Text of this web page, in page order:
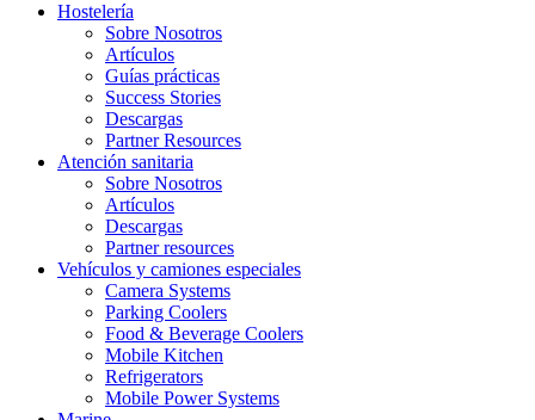
Hostelería
Sobre Nosotros
Artículos
Guías prácticas
Success Stories
Descargas
Partner Resources
Atención sanitaria
Sobre Nosotros
Artículos
Descargas
Partner resources
Vehículos y camiones especiales
Camera Systems
Parking Coolers
Food & Beverage Coolers
Mobile Kitchen
Refrigerators
Mobile Power Systems